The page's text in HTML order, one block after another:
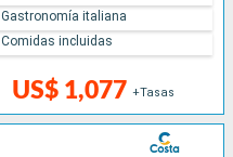
US$ 1,077 +Tasas
Gastronomía italiana
Comidas incluidas